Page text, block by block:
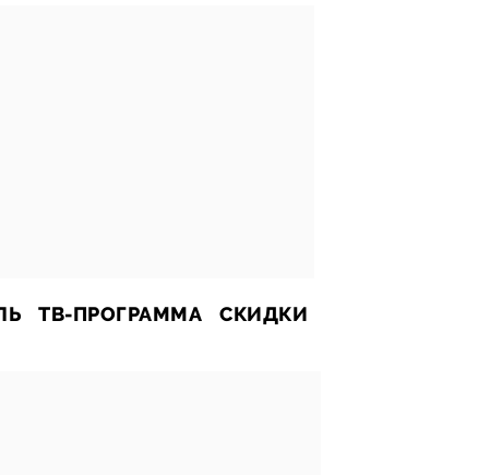
ТВ-ПРОГРАММА СКИДКИ